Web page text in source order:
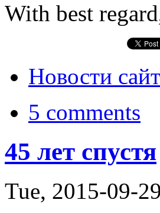
With best
Новости
5 comments
45 лет спустя
Tue, 2015-09-